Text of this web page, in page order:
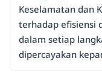
Keselamatan dan
terhadap efisiensi
dalam setiap
dipercayakan